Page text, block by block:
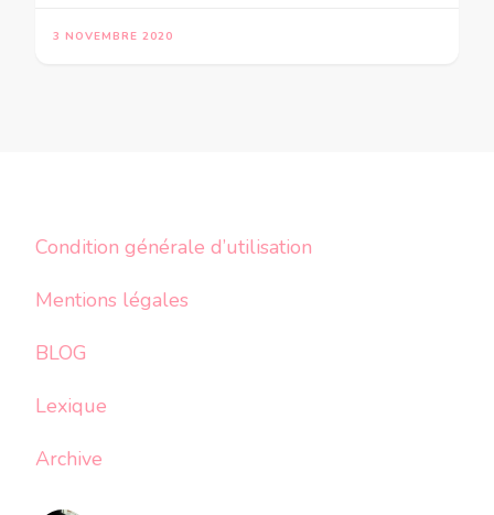
3 NOVEMBRE 2020
Condition générale d’utilisation
Mentions légales
BLOG
Lexique
Archive